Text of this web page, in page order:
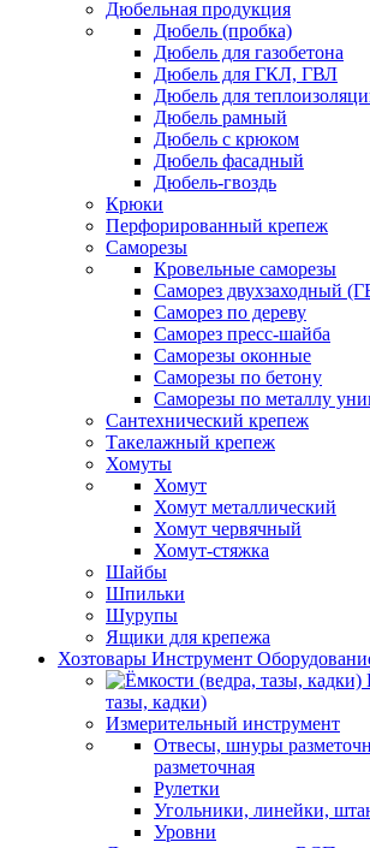
Дюбельная продукция
Дюбель (пробка)
Дюбель для газобетона
Дюбель для ГКЛ, ГВЛ
Дюбель для
Дюбель рамный
Дюбель с крюком
Дюбель фасадный
Дюбель-гвоздь
Крюки
Перфорированный крепеж
Саморезы
Кровельные саморезы
Саморез двухзаходный
Саморез по дереву
Саморез пресс-шайба
Саморезы оконные
Саморезы по бетону
Саморезы по металлу
Сантехнический крепеж
Такелажный крепеж
Хомуты
Хомут
Хомут металлический
Хомут червячный
Хомут-стяжка
Шайбы
Шпильки
Шурупы
Ящики для крепежа
Хозтовары Инструмент
тазы, кадки)
Измерительный инструмент
Отвесы, шнуры
разметочная
Рулетки
Угольники, линейки,
Уровни